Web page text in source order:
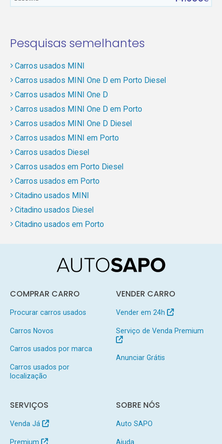
Pesquisas semelhantes
Carros usados MINI
Carros usados MINI One D em Porto Diesel
Carros usados MINI One D
Carros usados MINI One D em Porto
Carros usados MINI One D Diesel
Carros usados MINI em Porto
Carros usados Diesel
Carros usados em Porto Diesel
Carros usados em Porto
Citadino usados MINI
Citadino usados Diesel
Citadino usados em Porto
COMPRAR CARRO
Procurar carros usados
Carros Novos
Carros usados por marca
Carros usados por
localização
VENDER CARRO
Vender em 24h
Serviço de Venda Premium
Anunciar Grátis
SERVIÇOS
Venda Já
Premium
SOBRE NÓS
Auto SAPO
Ajuda